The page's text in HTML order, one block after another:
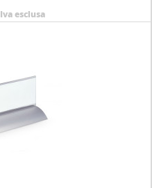
Iva esclusa